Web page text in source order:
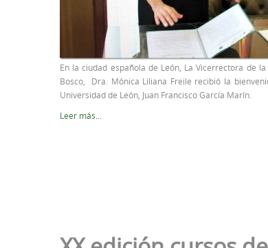
En la ciudad española de León, La Vicerrectora de
Bosco, Dra. Mónica Liliana Freile recibió la
Universidad de León, Juan Francisco García Marín.
Leer más...